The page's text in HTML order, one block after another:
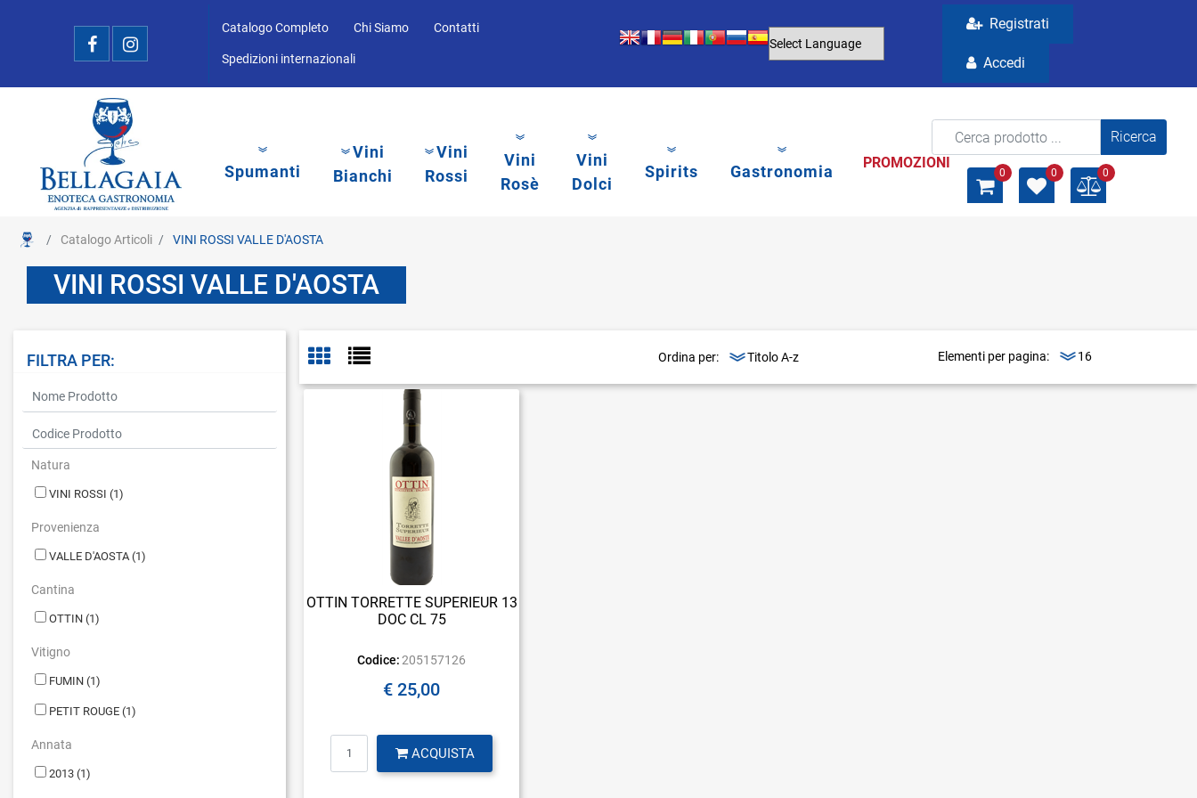
Catalogo Completo Chi Siamo Contatti
Spedizioni internazionali
Registrati
Accedi
Spumanti
Vini
Bianchi
Vini
Rossi
Vini
Rosè
Vini
Dolci
Spirits Gastronomia PROMOZIONI
La modifica di un filtro aggiorna
0 0 0
Catalogo Articoli VINI ROSSI VALLE D'AOSTA
VINI ROSSI VALLE D'AOSTA
FILTRA PER:
La modifica di un filtro aggiorna automaticamente gli altri filtri disponibili.
Natura
VINI ROSSI (1)
Provenienza
VALLE D'AOSTA (1)
Cantina
OTTIN (1)
Vitigno
FUMIN (1)
PETIT ROUGE (1)
Annata
2013 (1)
Ordina per: Elementi per pagina:
OTTIN TORRETTE SUPERIEUR 13
DOC CL 75
Codice: 205157126
€ 25,00
ACQUISTA